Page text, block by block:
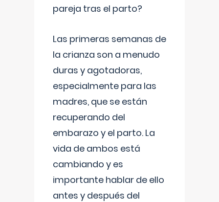
pareja tras el parto?
Las primeras semanas de
la crianza son a menudo
duras y agotadoras,
especialmente para las
madres, que se están
recuperando del
embarazo y el parto. La
vida de ambos está
cambiando y es
importante hablar de ello
antes y después del